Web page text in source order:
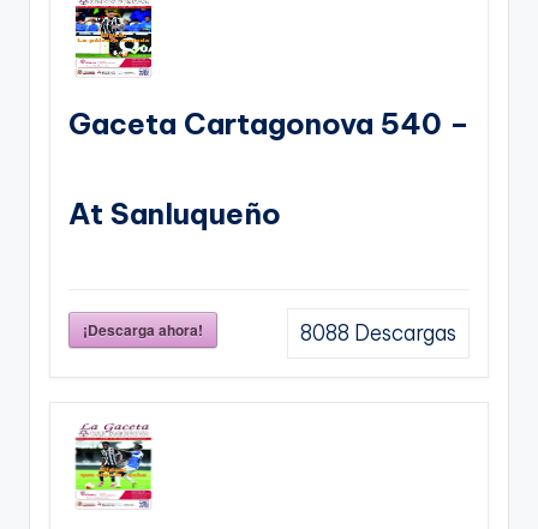
Gaceta Cartagonova 540 –
At Sanluqueño
¡Descarga ahora! 8088 Descargas